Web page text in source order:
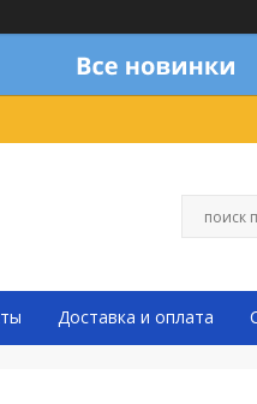
Доставка и оплата